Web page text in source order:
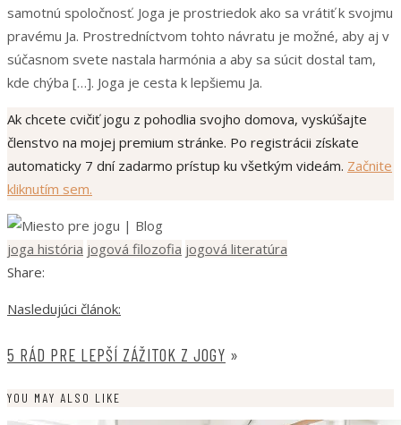
samotnú spoločnosť. Joga je prostriedok ako sa vrátiť k svojmu
pravému Ja. Prostredníctvom tohto návratu je možné, aby aj v
súčasnom svete nastala harmónia a aby sa súcit dostal tam,
kde chýba […]. Joga je cesta k lepšiemu Ja.
Ak chcete cvičiť jogu z pohodlia svojho domova, vyskúšajte
členstvo na mojej premium stránke. Po registrácii získate
automaticky 7 dní zadarmo prístup ku všetkým videám. Začnite
kliknutím sem.
joga história jogová filozofia jogová literatúra
Share:
Nasledujúci článok:
5 RÁD PRE LEPŠÍ ZÁŽITOK Z JOGY »
YOU MAY ALSO LIKE